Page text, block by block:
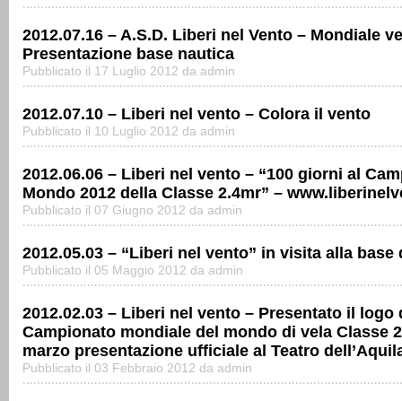
2012.07.16 – A.S.D. Liberi nel Vento – Mondiale
Presentazione base nautica
Pubblicato il 17 Luglio 2012 da admin
2012.07.10 – Liberi nel vento – Colora il vento
Pubblicato il 10 Luglio 2012 da admin
2012.06.06 – Liberi nel vento – “100 giorni al
Mondo 2012 della Classe 2.4mr” –
Pubblicato il 07 Giugno 2012 da admin
2012.05.03 – “Liberi nel vento” in visita alla base
Pubblicato il 05 Maggio 2012 da admin
2012.02.03 – Liberi nel vento – Presentato il logo
Campionato mondiale del mondo di vela Classe
marzo presentazione ufficiale al Teatro
Pubblicato il 03 Febbraio 2012 da admin